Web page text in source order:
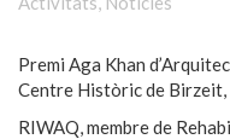
Premi Aga Khan
Centre Històric de Birzeit,
RIWAQ, membre de